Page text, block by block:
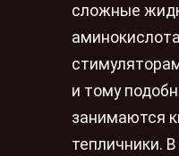
сложные
и тому
занимаются
тепличники.